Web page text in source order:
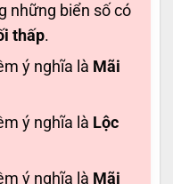
những biển số có
thấp.
ý nghĩa là Mãi
ý nghĩa là Lộc
ý nghĩa là Mãi